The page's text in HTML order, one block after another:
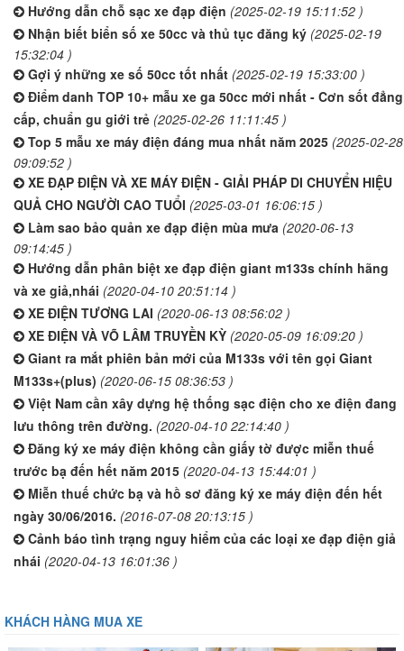
Hướng dẫn chỗ sạc xe đạp điện (2025-02-19 15:11:52 )
Nhận biết biển số xe 50cc và thủ tục đăng ký (2025-02-19
15:32:04 )
Gợi ý những xe số 50cc tốt nhất (2025-02-19 15:33:00 )
Điểm danh TOP 10+ mẫu xe ga 50cc mới nhất - Cơn sốt đẳng
cấp, chuẩn gu giới trẻ (2025-02-26 11:11:45 )
Top 5 mẫu xe máy điện đáng mua nhất năm 2025 (2025-02-28
09:09:52 )
XE ĐẠP ĐIỆN VÀ XE MÁY ĐIỆN - GIẢI PHÁP DI CHUYỂN HIỆU
QUẢ CHO NGƯỜI CAO TUỔI (2025-03-01 16:06:15 )
Làm sao bảo quản xe đạp điện mùa mưa (2020-06-13
09:14:45 )
Hướng dẫn phân biệt xe đạp điện giant m133s chính hãng
và xe giả,nhái (2020-04-10 20:51:14 )
XE ĐIỆN TƯƠNG LAI (2020-06-13 08:56:02 )
XE ĐIỆN VÀ VÕ LÂM TRUYỀN KỲ (2020-05-09 16:09:20 )
Giant ra mắt phiên bản mới của M133s với tên gọi Giant
M133s+(plus) (2020-06-15 08:36:53 )
Việt Nam cần xây dựng hệ thống sạc điện cho xe điện đang
lưu thông trên đường. (2020-04-10 22:14:40 )
Đăng ký xe máy điện không cần giấy tờ được miễn thuế
trước bạ đến hết năm 2015 (2020-04-13 15:44:01 )
Miễn thuế chức bạ và hồ sơ đăng ký xe máy điện đến hết
ngày 30/06/2016. (2016-07-08 20:13:15 )
Cảnh báo tình trạng nguy hiểm của các loại xe đạp điện giả
nhái (2020-04-13 16:01:36 )
KHÁCH HÀNG MUA XE